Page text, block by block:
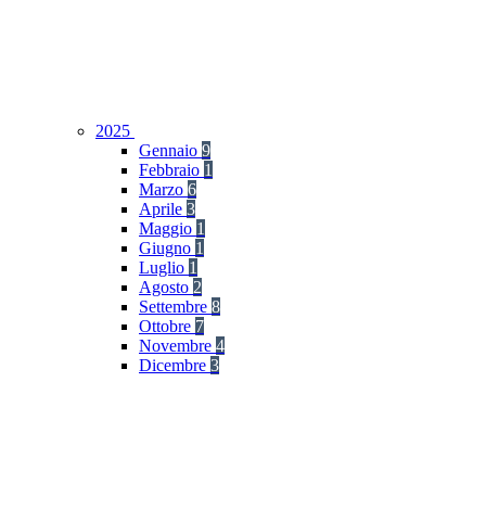
2025
Gennaio 9
Febbraio 1
Marzo 6
Aprile 3
Maggio 1
Giugno 1
Luglio 1
Agosto 2
Settembre 8
Ottobre 7
Novembre 4
Dicembre 3